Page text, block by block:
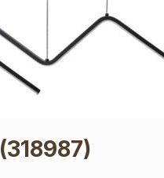
(318987)